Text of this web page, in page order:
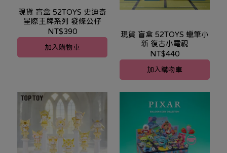
現貨 盲盒 52TOYS 史迪奇
星際王牌系列 發條公仔
NT$390
加入購物車
現貨 盲盒 52TOYS 蠟筆小
新 復古小電視
NT$440
加入購物車